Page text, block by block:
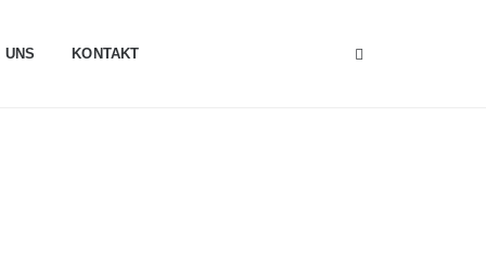
UNS KONTAKT